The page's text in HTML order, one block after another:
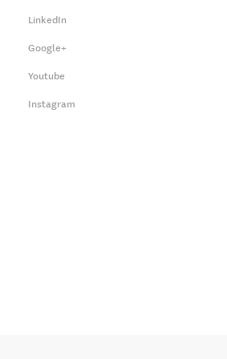
LinkedIn
Google+
Youtube
Instagram